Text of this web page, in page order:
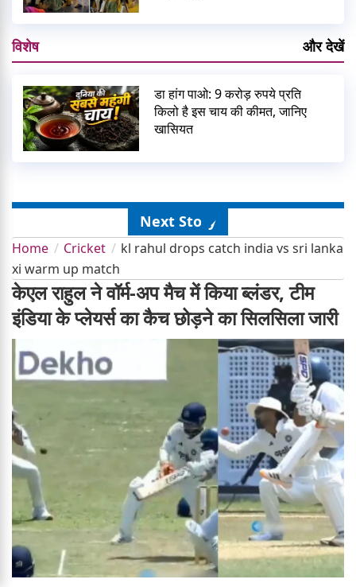
विशेष और देखें
डा हांग पाओ: 9 करोड़ रुपये प्रति
किलो है इस चाय की कीमत, जानिए
खासियत
Next Story
Home Cricket
kl rahul drops catch india vs sri lanka
xi warm up match
केएल राहुल ने वॉर्म-अप मैच में किया ब्लंडर, टीम
इंडिया के प्लेयर्स का कैच छोड़ने का सिलसिला जारी